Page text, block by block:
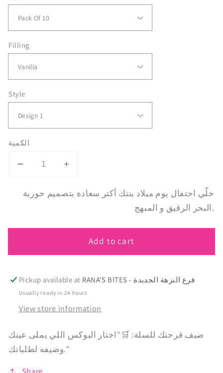
Filling
Style
الكمية
Decrease
for
Cookies
Increase
for
Cookies
خلّي احتفال يوم ميلاد بنتك أكتر سعادة بتصميم حورية
البحر الرقيق و المبهج.
Add to cart
Pickup available at RANA’S BITES - فرع النزهة الجديدة
Usually ready in 24 hours
View store information
ضيف فرحتك للسلة: 🛒"اختار البوكس اللي يملى عينك
وضيفه لطلباتك."